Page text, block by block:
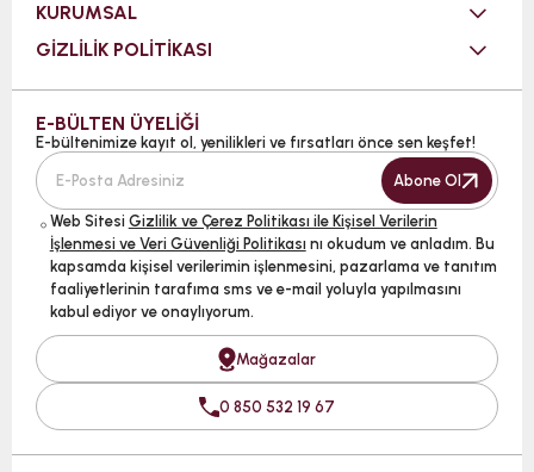
KURUMSAL
GİZLİLİK POLİTİKASI
E-BÜLTEN ÜYELİĞİ
E-bültenimize kayıt ol, yenilikleri ve fırsatları önce sen keşfet!
Abone Ol
Web Sitesi Gizlilik ve Çerez Politikası ile Kişisel Verilerin
İşlenmesi ve Veri Güvenliği Politikası nı okudum ve anladım. Bu
kapsamda kişisel verilerimin işlenmesini, pazarlama ve tanıtım
faaliyetlerinin tarafıma sms ve e-mail yoluyla yapılmasını
kabul ediyor ve onaylıyorum.
Mağazalar
0 850 532 19 67